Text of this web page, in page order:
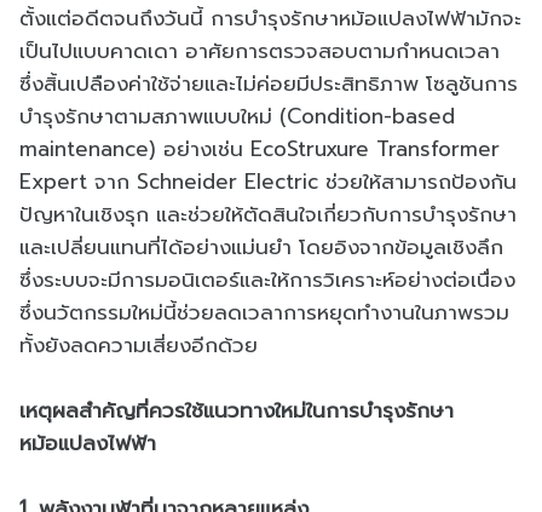
ตั้งแต่อดีตจนถึงวันนี้ การบำรุงรักษาหม้อแปลงไฟฟ้ามักจะ
เป็นไปแบบคาดเดา อาศัยการตรวจสอบตามกำหนดเวลา
ซึ่งสิ้นเปลืองค่าใช้จ่ายและไม่ค่อยมีประสิทธิภาพ โซลูชันการ
บำรุงรักษาตามสภาพแบบใหม่ (Condition-based
maintenance) อย่างเช่น EcoStruxure Transformer
Expert จาก Schneider Electric ช่วยให้สามารถป้องกัน
ปัญหาในเชิงรุก และช่วยให้ตัดสินใจเกี่ยวกับการบำรุงรักษา
และเปลี่ยนแทนที่ได้อย่างแม่นยำ โดยอิงจากข้อมูลเชิงลึก
ซึ่งระบบจะมีการมอนิเตอร์และให้การวิเคราะห์อย่างต่อเนื่อง
ซึ่งนวัตกรรมใหม่นี้ช่วยลดเวลาการหยุดทำงานในภาพรวม
ทั้งยังลดความเสี่ยงอีกด้วย
เหตุผลสำคัญที่ควรใช้แนวทางใหม่ในการบำรุงรักษา
หม้อแปลงไฟฟ้า